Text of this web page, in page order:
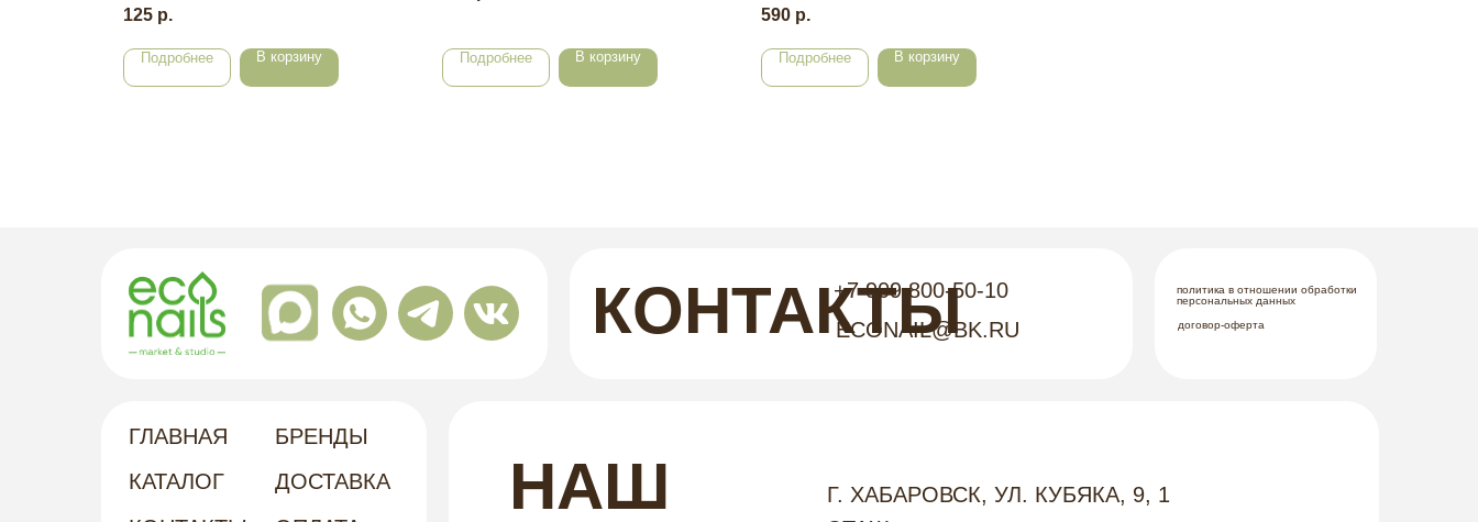
125 р.
Подробнее В корзину Подробнее В корзину
590 р.
Подробнее В корзину
КАТАЛОГ
БРЕНДЫ
ДОСТАВКА
КОНТАКТЫ
ГЛАВНАЯ
+7 909 800-50-10
ECONAIL@BK.RU
Г. ХАБАРОВСК, УЛ. КУБЯКА, 9, 1
НАШ
политика в отношении обработки
персональных данных
договор-оферта